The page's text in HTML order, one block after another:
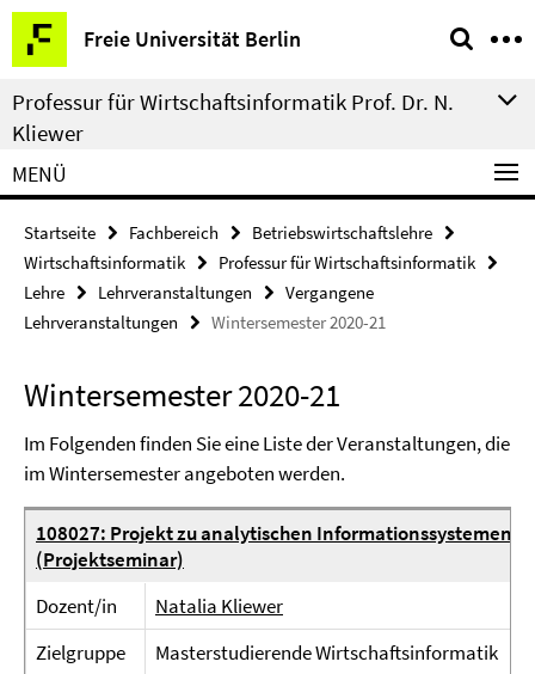
Springe
direkt
zu
Inhalt
Freie Universität Berlin
Service-
Navigation
Professur für Wirtschaftsinformatik Prof. Dr. N.
Kliewer
MENÜ
Startseite Fachbereich
Betriebswirtschaftslehre
Wirtschaftsinformatik
Professur für Wirtschaftsinformatik
Lehre
Lehrveranstaltungen
Vergangene
Lehrveranstaltungen
Wintersemester 2020-21
Wintersemester 2020-21
Im Folgenden finden Sie eine Liste der Veranstaltungen, die
imWintersemester angeboten werden.
108027: Projekt zu analytischen Informationssystemen
(Projektseminar)
Dozent/in
Natalia Kliewer
Zielgruppe
Masterstudierende Wirtschaftsinformatik